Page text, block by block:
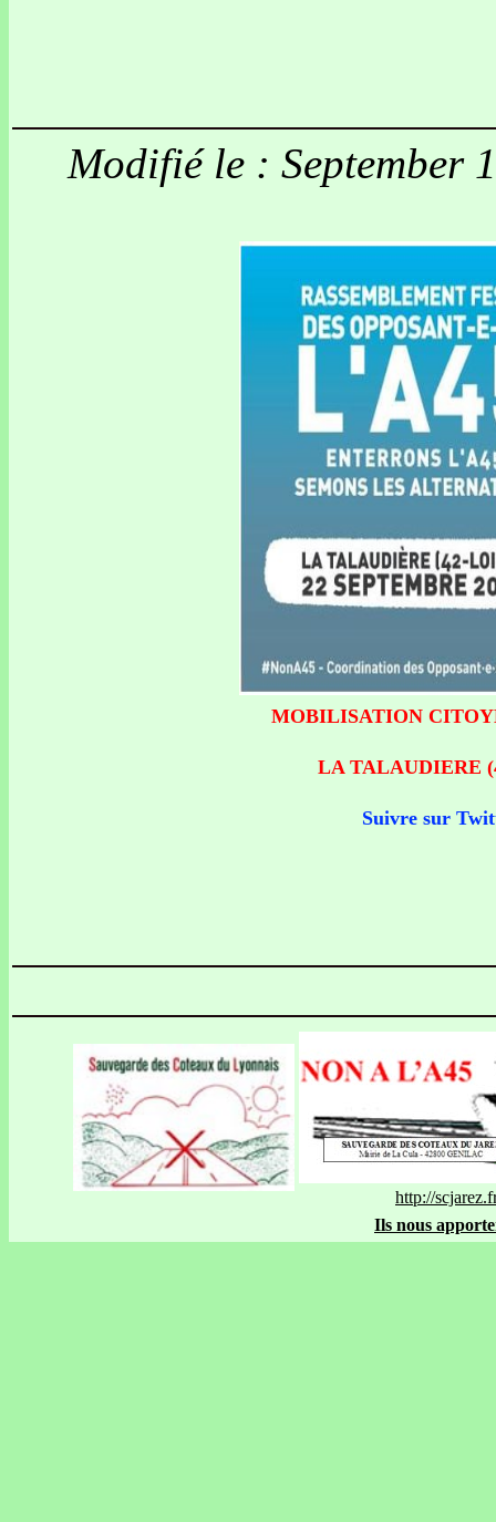
Modifié le : September
MOBILISATION
LA TALAUDIERE
Suivre sur
http://
Ils nous